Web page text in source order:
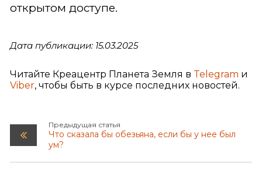
открытом доступе.
Дата публикации: 15.03.2025
Читайте Креацентр Планета Земля в Telegram и
Viber, чтобы быть в курсе последних новостей.
Предыдущая статья
Что сказала бы обезьяна, если бы у нее был
ум?